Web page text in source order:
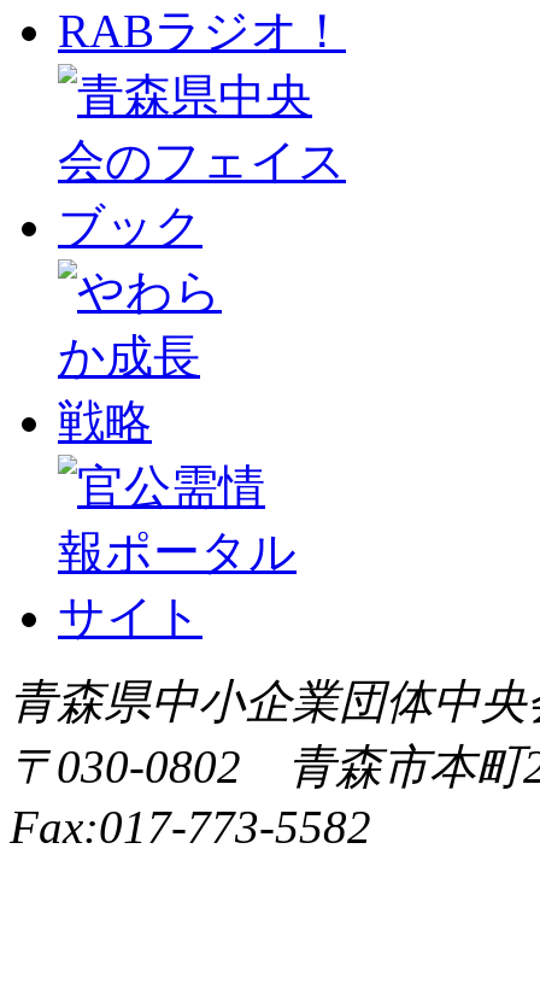
青森県中小企業団体中
〒030-0802 青森市本
Fax:017-773-5582